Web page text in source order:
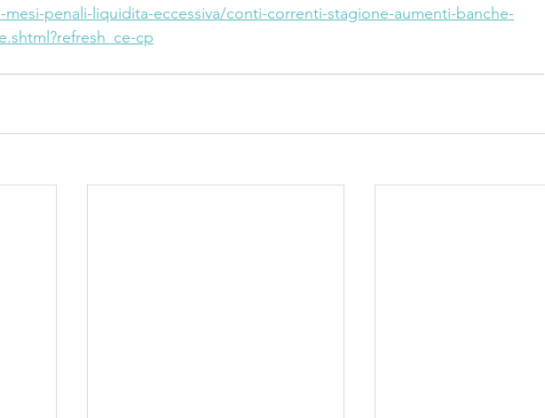
penali-liquidita-eccessiva/conti-correnti-stagione-aumenti-banche-
cp